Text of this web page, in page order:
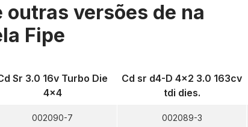
outras versões de na
Fipe
Sr 3.0 16v Turbo Die
4x4
002090-7
Cd sr d4-D 4x2 3.0 163cv
tdi dies.
002089-3